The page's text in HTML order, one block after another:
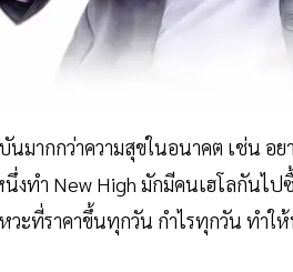
มากกว่าความสุขในอนาคต เช่น อ
ทำ New High มักมีคนเฮโลกันไ
ะที่ราคาขึ้นทุกวัน กำไรทุกวัน ทำใ